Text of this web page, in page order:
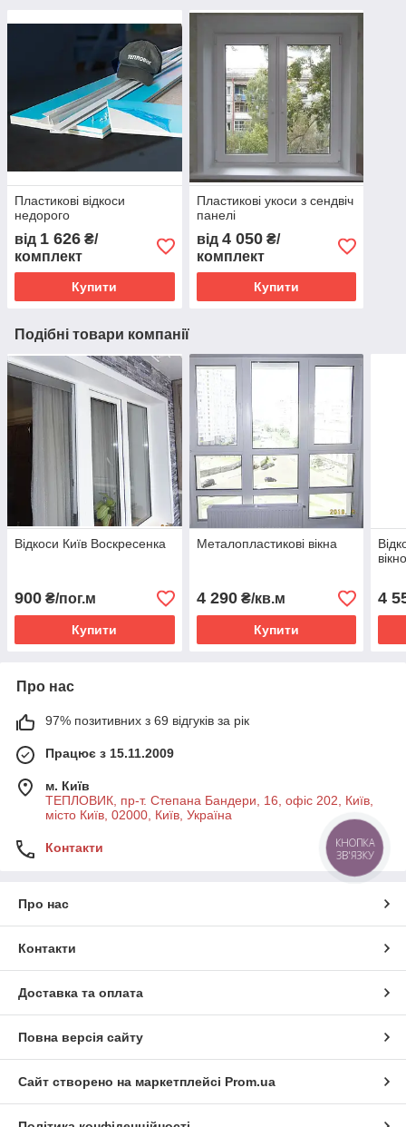
Пластикові відкоси
недорого
від 1 626 ₴/
комплект
Купити
Пластикові укоси з сендвіч
панелі
від 4 050₴/
комплект
Купити
Подібні товари компанії
Відкоси Київ Воскресенка
900 ₴/пог.м
Купити
Металопластикові вікна
4 290₴/кв.м
Купити
4
Про нас
97% позитивних з 69 відгуків за рік
Працює з 15.11.2009
м. Київ
ТЕПЛОВИК, пр-т. Степана Бандери, 16, офіс 202, Київ,
місто Київ, 02000, Київ, Україна
Контакти
Про нас
Контакти
Доставка та оплата
Повна версія сайту
Сайт створено на маркетплейсі Prom.ua
КНОПКА
ЗВ'ЯЗКУ